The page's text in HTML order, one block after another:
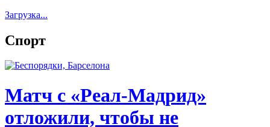
Загрузка...
Спорт
Матч с «Реал-Мадрид»
отложили, чтобы не